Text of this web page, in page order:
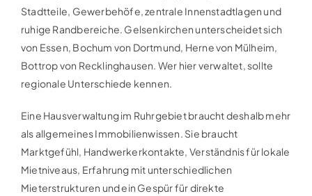
Stadtteile, Gewerbehöfe, zentrale Innenstadtlagen und
ruhige Randbereiche. Gelsenkirchen unterscheidet sich
von Essen, Bochum von Dortmund, Herne von Mülheim,
Bottrop von Recklinghausen. Wer hier verwaltet, sollte
regionale Unterschiede kennen.
Eine Hausverwaltung im Ruhrgebiet braucht deshalb mehr
als allgemeines Immobilienwissen. Sie braucht
Marktgefühl, Handwerkerkontakte, Verständnis für lokale
Mietniveaus, Erfahrung mit unterschiedlichen
Mieterstrukturen und ein Gespür für direkte